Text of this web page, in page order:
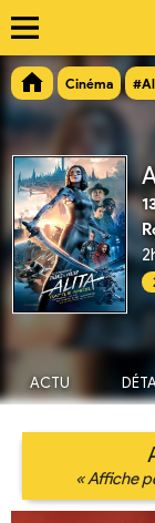
Cinéma
ACTU
« Affiche